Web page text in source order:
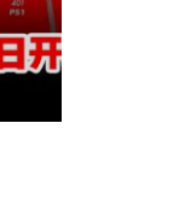
合